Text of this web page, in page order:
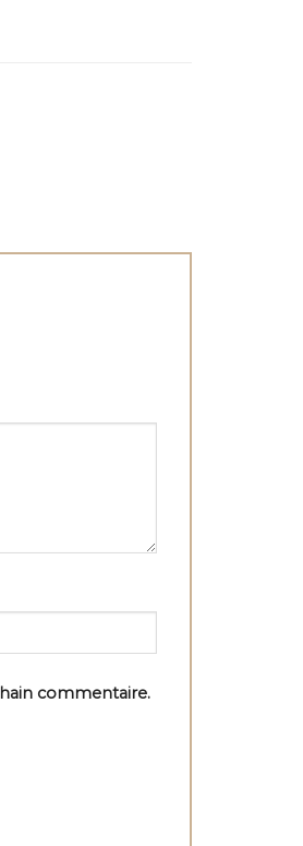
commentaire.